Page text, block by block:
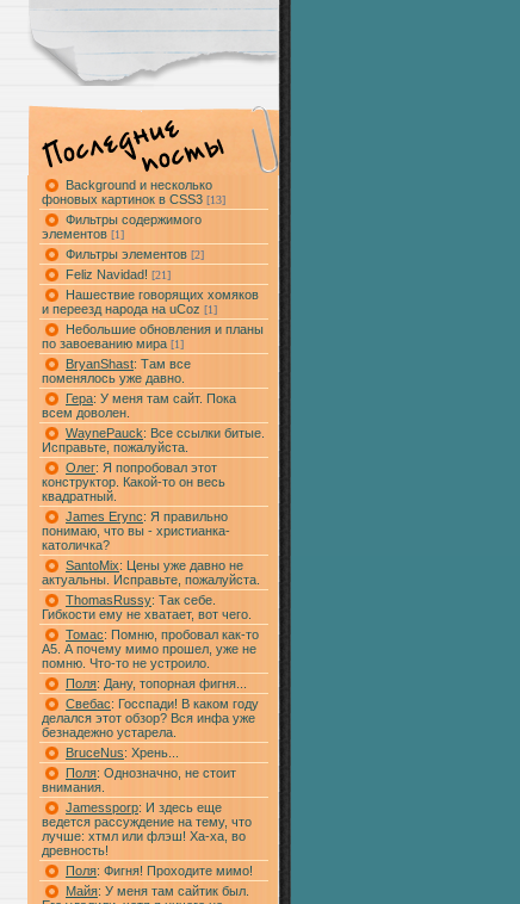
Background и несколько
фоновых картинок в CSS3 [13]
Фильтры содержимого
элементов [1]
Фильтры элементов [2]
Feliz Navidad! [21]
Нашествие говорящих хомяков
и переезд народа на uCoz [1]
Небольшие обновления и планы
по завоеванию мира [1]
BryanShast: Там все
поменялось уже давно.
Гера: У меня там сайт. Пока
всем доволен.
WaynePauck: Все ссылки битые.
Исправьте, пожалуйста.
Олег: Я попробовал этот
конструктор. Какой-то он весь
квадратный.
James Erync: Я правильно
понимаю, что вы - христианка-
католичка?
SantoMix: Цены уже давно не
актуальны. Исправьте, пожалуйста.
ThomasRussy: Так себе.
Гибкости ему не хватает, вот чего.
Томас: Помню, пробовал как-то
А5. А почему мимо прошел, уже не
помню. Что-то не устроило.
Поля: Дану, топорная фигня...
Свебас: Госспади! В каком году
делался этот обзор? Вся инфа уже
безнадежно устарела.
BruceNus: Хрень...
Поля: Однозначно, не стоит
внимания.
Jamessporp: И здесь еще
ведется рассуждение на тему, что
лучше: хтмл или флэш! Ха-ха, во
древность!
Поля: Фигня! Проходите мимо!
Майя: У меня там сайтик был.